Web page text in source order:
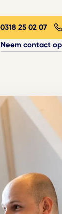
0318 25 02 07
Neem contact op